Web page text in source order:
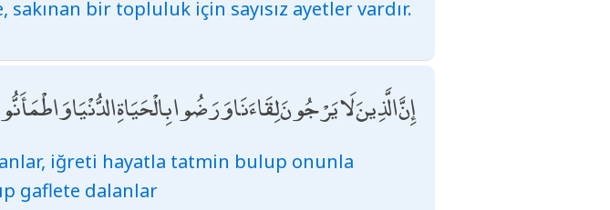
bir topluluk için sayısız ayetler vardır.
إِنَّ الَّذِينَ لَا يَرْجُونَ لِقَاءَنَا وَرَضُوا بِالْحَيَاةِ الدُّنْيَا
iğreti hayatla tatmin bulup onunla
gaflete dalanlar